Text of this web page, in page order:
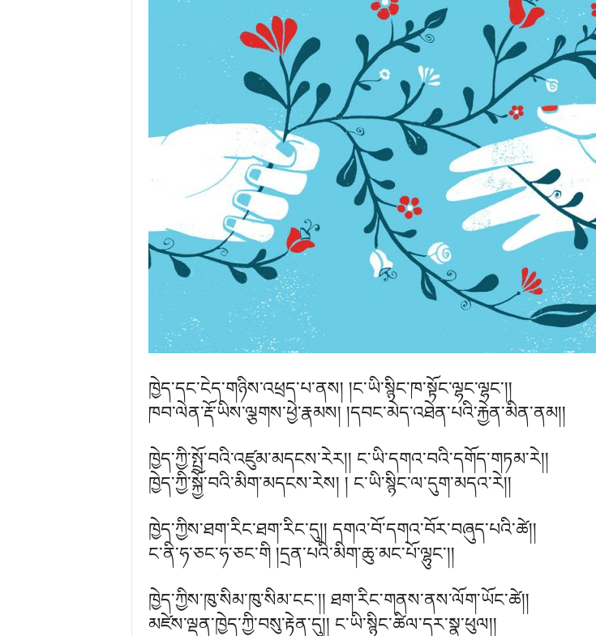
ཁྱེད་དང་ངེད་གཉིས་འཕྲད་པ་ནས། །ང་ཡི་སྙིང་ཁ་སྟོང་ལྷང་ལྷང་།།
ཁབ་ལེན་རྡོ་ཡིས་ལྕགས་ཕྱེ་རྣམས། །དབང་མེད་འཐེན་པའི་རྐྱེན་མིན་ནམ།།
ཁྱེད་ཀྱི་སྤྲོ་བའི་འཛུམ་མདངས་རེར།། ང་ཡི་དགའ་བའི་དགོད་གཏམ་རེ།།
ཁྱེད་ཀྱི་སྐྱོ་བའི་མིག་མདངས་རེས། ། ང་ཡི་སྙིང་ལ་དུག་མདའ་རེ།།
ཁྱེད་ཀྱིས་ཐག་རིང་ཐག་རིང་དུ།། དགའ་བོ་དགའ་བོར་བཞུད་པའི་ཚེ།།
ང་ནི་ཧ་ཅང་ཧ་ཅང་གི །དྲན་པའི་མིག་ཆུ་མང་པོ་ལྷུང་།།
ཁྱེད་ཀྱིས་ཁུ་སིམ་ཁུ་སིམ་ངང་།། ཐག་རིང་གནས་ནས་ལོག་ཡོང་ཚེ།།
མཛེས་ལྡན་ཁྱེད་ཀྱི་བསུ་རྟེན་དུ།། ང་ཡི་སྙིང་ཚིལ་དར་སྣ་ཕུལ།།